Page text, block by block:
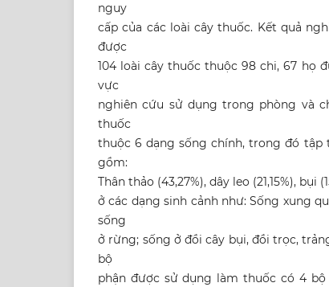
nguy
cấp của các loài cây thuốc. Kết quả
được
104 loài cây thuốc thuộc 98 chi, 67 họ
vực
nghiên cứu sử dụng trong phòng và
thuốc
thuộc 6 dạng sống chính, trong đó tập
gồm:
Thân thảo (43,27%), dây leo (21,15%), bụi
ở các dạng sinh cảnh như: Sống xung
sống
ở rừng; sống ở đồi cây bụi, đồi trọc,
bộ
phận được sử dụng làm thuốc có 4 bộ